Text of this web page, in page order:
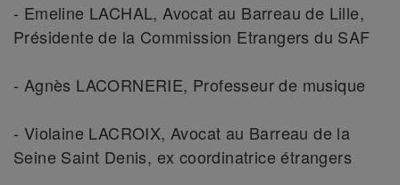
- Emeline LACHAL, Avocat au Barreau de Lille,
Présidente de la Commission Etrangers du SAF
- Agnès LACORNERIE, Professeur de musique
- Violaine LACROIX, Avocat au Barreau de la
Seine Saint Denis, ex coordinatrice étrangers